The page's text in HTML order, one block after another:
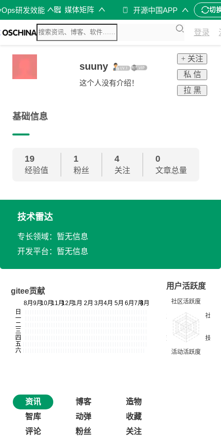
研发效能 媒体矩阵 开源中国APP 切
登录
suuny
这个人没有介绍！
+ 关注
私 信
拉 黑
基础信息
19
经验值
1
粉丝
4
关注
0
文章总量
技术雷达
专长领域：暂无信息
开发平台：暂无信息
gitee贡献
用户活跃度
资讯 博客
造物
智库
动弹
收藏
评论
粉丝 关注